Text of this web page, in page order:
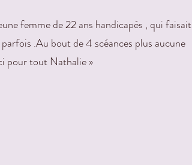
femme de 22 ans handicapés , qui faisait
.Au bout de 4 scéances plus aucune
pour tout Nathalie »